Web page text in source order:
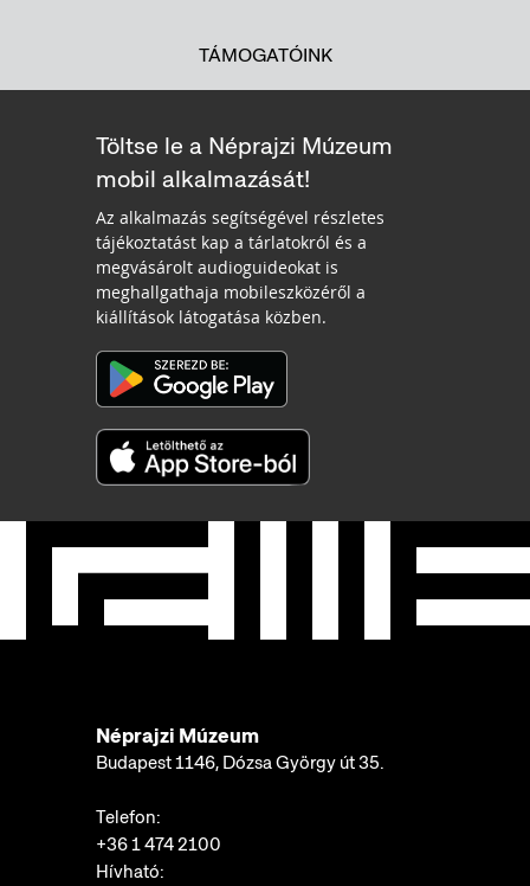
TÁMOGATÓINK
Töltse le a Néprajzi Múzeum
mobil alkalmazását!
Az alkalmazás segítségével részletes
tájékoztatást kap a tárlatokról és a
megvásárolt audioguideokat is
meghallgathaja mobileszközéről a
kiállítások látogatása közben.
Néprajzi Múzeum
Budapest 1146, Dózsa György út 35.
Telefon:
+36 1 474 2100
Hívható: